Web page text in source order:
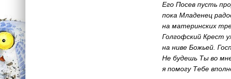
Его Посев пусть
пока Младенец
на материнских
Голгофский Крест
на ниве Божьей.
Не будешь Ты во
я помогу Тебе